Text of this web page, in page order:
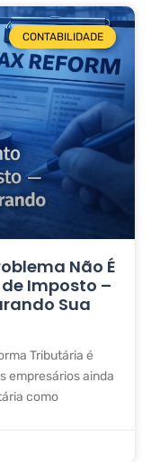
CONTABILIDADE
Não É
Imposto –
Sua
Tributária é
empresários ainda
como